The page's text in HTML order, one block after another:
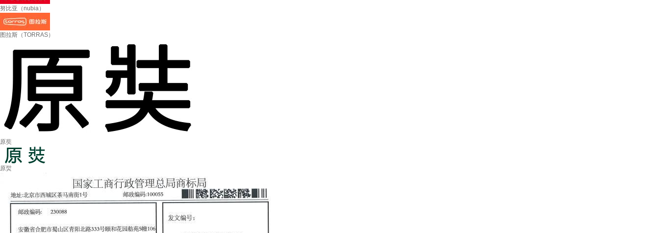
努比亚（nubia）
图拉斯（TORRAS）
原奘
原焋